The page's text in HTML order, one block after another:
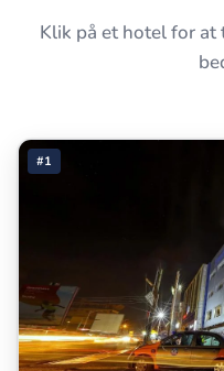
Klik på et hotel for
#1